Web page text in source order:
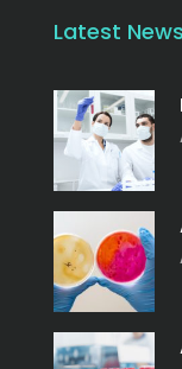
Latest News